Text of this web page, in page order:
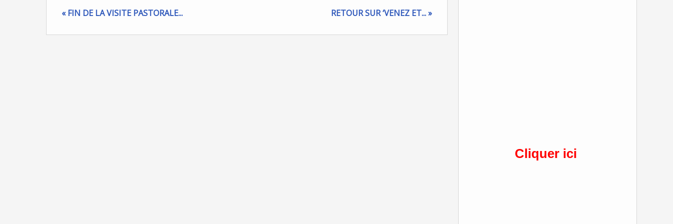
Cliquer ici
« FIN DE LA VISITE PASTORALE... RETOUR SUR ‘VENEZ ET... »